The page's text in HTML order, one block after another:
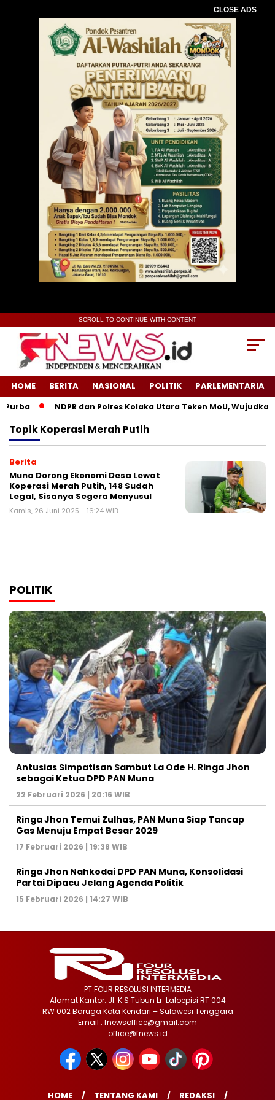
CLOSE ADS
SCROLL TO CONTINUE WITH CONTENT
HOME BERITA NASIONAL POLITIK PARLEMENTARIA
NDPR dan Polres Kolaka Utara Teken MoU,
TopikKoperasi Merah Putih
Berita
Muna Dorong Ekonomi Desa Lewat
Koperasi Merah Putih, 148 Sudah
Legal, Sisanya Segera Menyusul
Kamis, 26 Juni 2025 - 16:24 WIB
POLITIK
Antusias Simpatisan Sambut La Ode H. Ringa Jhon
sebagai Ketua DPD PAN Muna
22 Februari 2026 | 20:16 WIB
Ringa Jhon Temui Zulhas, PAN Muna Siap Tancap
Gas Menuju Empat Besar 2029
17 Februari 2026 | 19:38 WIB
Ringa Jhon Nahkodai DPD PAN Muna, Konsolidasi
Partai Dipacu Jelang Agenda Politik
15 Februari 2026 | 14:27 WIB
PT FOUR RESOLUSI INTERMEDIA
Alamat Kantor: Jl. K.S Tubun Lr. Laloepisi RT 004
RW 002 Baruga Kota Kendari – Sulawesi Tenggara
Email : fnewsoffice@gmail.com
office@fnews.id
HOME TENTANG KAMI REDAKSI